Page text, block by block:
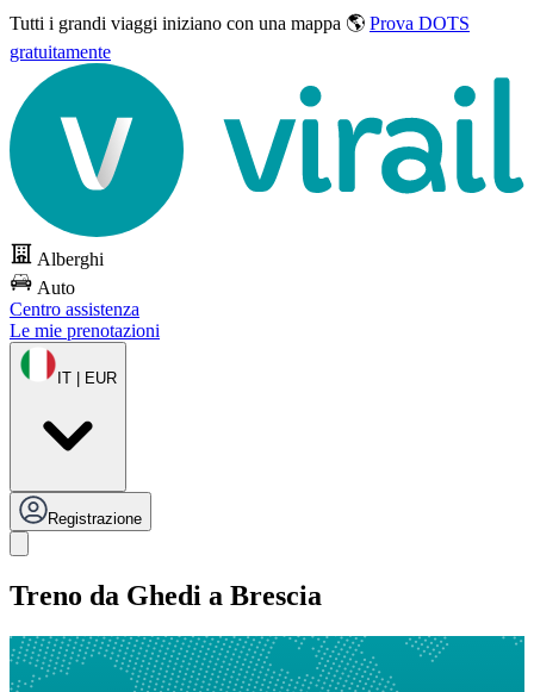
Tutti i grandi viaggi iniziano con una mappa 🌎 Prova DOTS
gratuitamente
Alberghi
Auto
Centro assistenza
Le mie prenotazioni
IT | EUR
Registrazione
Treno da Ghedi a Brescia